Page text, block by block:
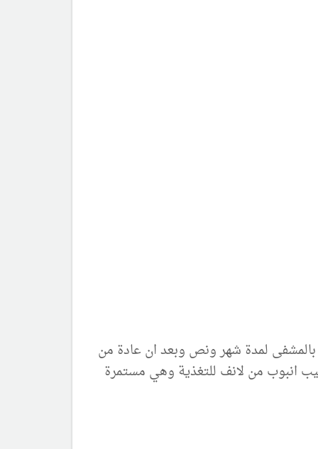
لمدة شهر ونص وبعد ان عادة من
انبوب من لانف للتغذية وهي مستمرة